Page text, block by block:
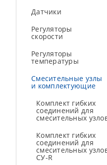
Датчики
Регуляторы
скорости
Регуляторы
температуры
Смесительные узлы
и комплектующие
Комплект гибких
соединений для
смесительных
Комплект гибких
соединений для
смесительных
СУ-R